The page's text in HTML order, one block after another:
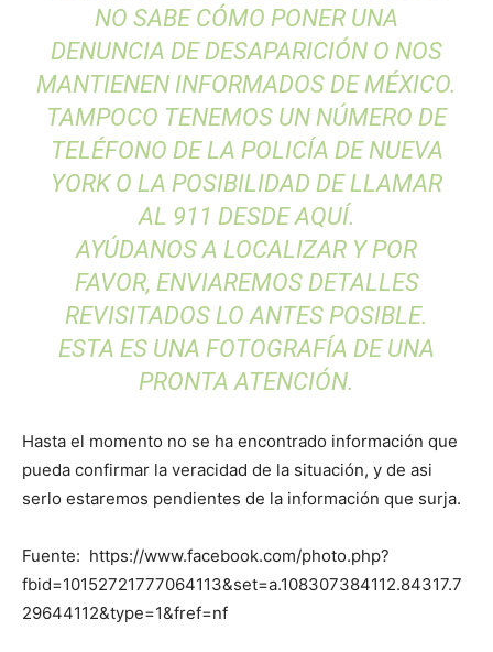
NO SABE CÓMO PONER UNA
DENUNCIA DE DESAPARICIÓN O NOS
MANTIENEN INFORMADOS DE MÉXICO.
TAMPOCO TENEMOS UN NÚMERO DE
TELÉFONO DE LA POLICÍA DE NUEVA
YORK O LA POSIBILIDAD DE LLAMAR
AL 911 DESDE AQUÍ.
AYÚDANOS A LOCALIZAR Y POR
FAVOR, ENVIAREMOS DETALLES
REVISITADOS LO ANTES POSIBLE.
ESTA ES UNA FOTOGRAFÍA DE UNA
PRONTA ATENCIÓN.
Hasta el momento no se ha encontrado información que
pueda confirmar la veracidad de la situación, y de asi
serlo estaremos pendientes de la información que surja.
Fuente: https://www.facebook.com/photo.php?
fbid=10152721777064113&set=a.108307384112.84317.7
29644112&type=1&fref=nf